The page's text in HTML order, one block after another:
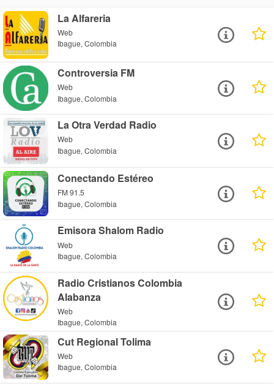
La Alfareria
Web
Ibague, Colombia
Controversia FM
Web
Ibague, Colombia
La Otra Verdad Radio
Web
Ibague, Colombia
Conectando Estéreo
FM 91.5
Ibague, Colombia
Emisora Shalom Radio
Web
Ibague, Colombia
Radio Cristianos Colombia
Alabanza
Web
Ibague, Colombia
Cut Regional Tolima
Web
Ibague, Colombia